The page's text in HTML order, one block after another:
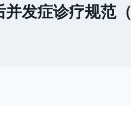
发症诊疗规范